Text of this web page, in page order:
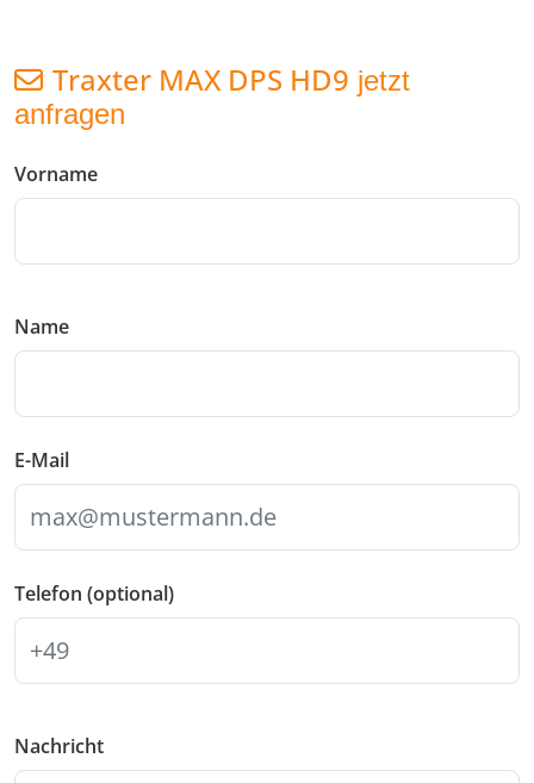
Traxter MAX DPS HD9 jetzt
anfragen
Vorname
Name
E-Mail
Telefon (optional)
Nachricht